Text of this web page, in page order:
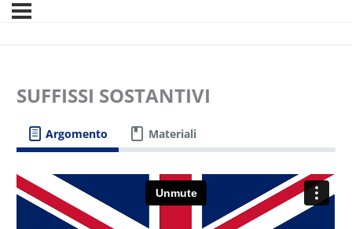
SUFFISSI SOSTANTIVI
Argomento Materiali